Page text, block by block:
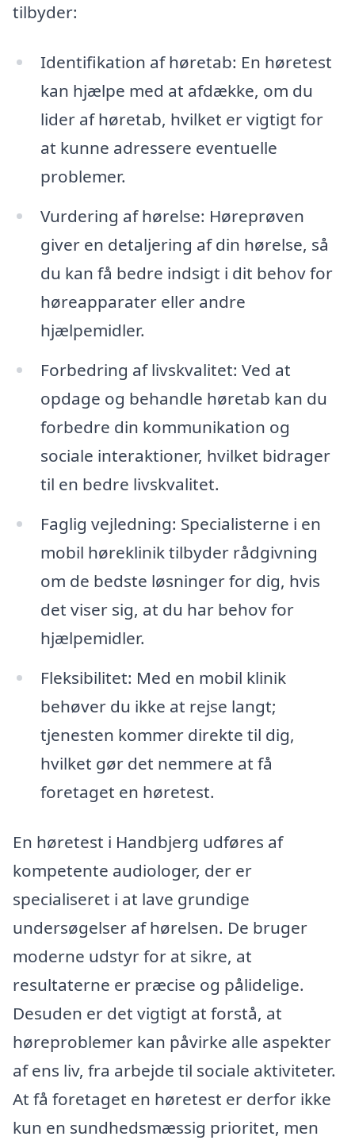
tilbyder:
Identifikation af høretab: En høretest
kan hjælpe med at afdække, om du
lider af høretab, hvilket er vigtigt for
at kunne adressere eventuelle
problemer.
Vurdering af hørelse: Høreprøven
giver en detaljering af din hørelse, så
du kan få bedre indsigt i dit behov for
høreapparater eller andre
hjælpemidler.
Forbedring af livskvalitet: Ved at
opdage og behandle høretab kan du
forbedre din kommunikation og
sociale interaktioner, hvilket bidrager
til en bedre livskvalitet.
Faglig vejledning: Specialisterne i en
mobil høreklinik tilbyder rådgivning
om de bedste løsninger for dig, hvis
det viser sig, at du har behov for
hjælpemidler.
Fleksibilitet: Med en mobil klinik
behøver du ikke at rejse langt;
tjenesten kommer direkte til dig,
hvilket gør det nemmere at få
foretaget en høretest.
En høretest i Handbjerg udføres af
kompetente audiologer, der er
specialiseret i at lave grundige
undersøgelser af hørelsen. De bruger
moderne udstyr for at sikre, at
resultaterne er præcise og pålidelige.
Desuden er det vigtigt at forstå, at
høreproblemer kan påvirke alle aspekter
af ens liv, fra arbejde til sociale aktiviteter.
At få foretaget en høretest er derfor ikke
kun en sundhedsmæssig prioritet, men